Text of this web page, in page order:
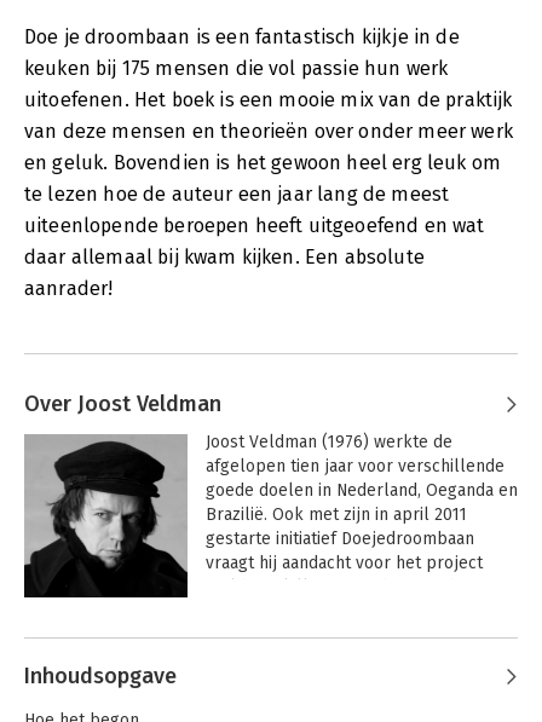
Doe je droombaan is een fantastisch kijkje in de
keuken bij 175 mensen die vol passie hun werk
uitoefenen. Het boek is een mooie mix van de praktijk
van deze mensen en theorieën over onder meer werk
en geluk. Bovendien is het gewoon heel erg leuk om
te lezen hoe de auteur een jaar lang de meest
uiteenlopende beroepen heeft uitgeoefend en wat
daar allemaal bij kwam kijken. Een absolute
aanrader!
Over Joost Veldman
Joost Veldman (1976) werkte de
afgelopen tien jaar voor verschillende
goede doelen in Nederland, Oeganda en
Brazilië. Ook met zijn in april 2011
gestarte initiatief Doejedroombaan
vraagt hij aandacht voor het project
een droombaan hebben. Hij onderzocht
Inhoudsopgave